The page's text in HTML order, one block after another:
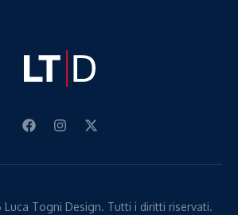
Togni Design. Tutti i diritti riservati.